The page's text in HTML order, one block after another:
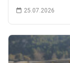
25.07.2026